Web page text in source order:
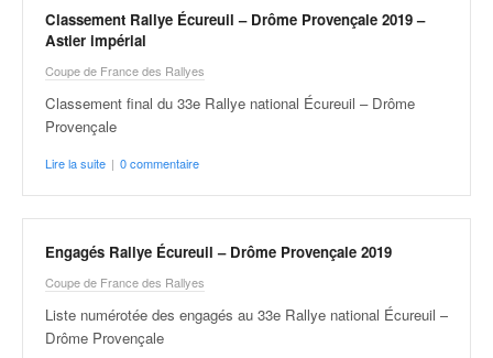
Classement Rallye Écureuil – Drôme Provençale 2019 –
Astier impérial
Coupe de France des Rallyes
Classement final du 33e Rallye national Écureuil – Drôme
Provençale
Lire la suite | 0 commentaire
Engagés Rallye Écureuil – Drôme Provençale 2019
Coupe de France des Rallyes
Liste numérotée des engagés au 33e Rallye national Écureuil –
Drôme Provençale